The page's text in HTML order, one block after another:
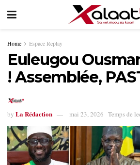
Home Espace Replay
Euleugou
! Assemblée,
by La Rédaction mai 23, 2026 Temps de